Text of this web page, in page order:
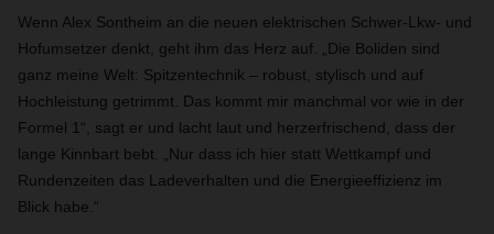
Wenn Alex Sontheim an die neuen elektrischen Schwer-Lkw- und
Hofumsetzer denkt, geht ihm das Herz auf. „Die Boliden sind
ganz meine Welt: Spitzentechnik – robust, stylisch und auf
Hochleistung getrimmt. Das kommt mir manchmal vor wie in der
Formel 1“, sagt er und lacht laut und herzerfrischend, dass der
lange Kinnbart bebt. „Nur dass ich hier statt Wettkampf und
Rundenzeiten das Ladeverhalten und die Energieeffizienz im
Blick habe.“